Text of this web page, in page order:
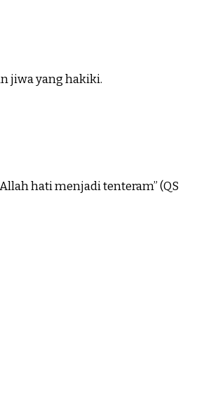
jiwa yang hakiki.
hati menjadi tenteram” (QS